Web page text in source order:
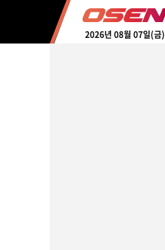
2026년 08월 07일(금)